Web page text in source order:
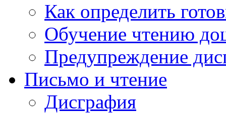
Как определить
Обучение чтению
Предупреждение
Письмо и чтение
Дисграфия